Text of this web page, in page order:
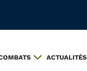
ACTUALITÉS